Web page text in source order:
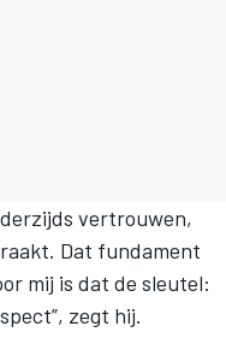
vertrouwen,
Dat fundament
mij is dat de sleutel:
zegt hij.